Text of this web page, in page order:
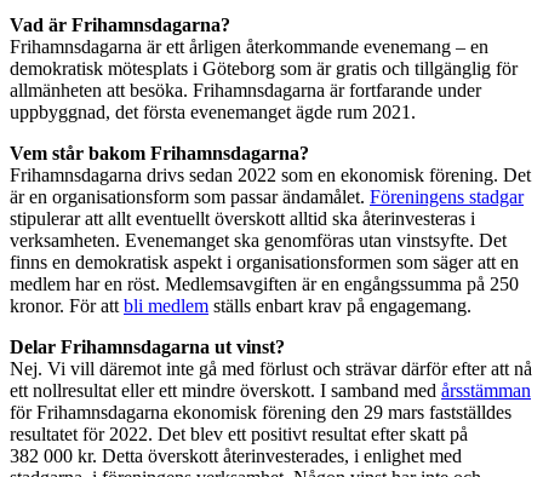
Vad är Frihamnsdagarna?
Frihamnsdagarna är ett årligen återkommande evenemang – en
demokratisk mötesplats i Göteborg som är gratis och tillgänglig för
allmänheten att besöka. Frihamnsdagarna är fortfarande under
uppbyggnad, det första evenemanget ägde rum 2021.
Vem står bakom Frihamnsdagarna?
Frihamnsdagarna drivs sedan 2022 som en ekonomisk förening. Det
är en organisationsform som passar ändamålet. Föreningens stadgar
stipulerar att allt eventuellt överskott alltid ska återinvesteras i
verksamheten. Evenemanget ska genomföras utan vinstsyfte. Det
finns en demokratisk aspekt i organisationsformen som säger att en
medlem har en röst. Medlemsavgiften är en engångssumma på 250
kronor. För attbli medlem ställs enbart krav på engagemang.
Delar Frihamnsdagarna ut vinst?
Nej. Vi vill däremot inte gå med förlust och strävar därför efter att nå
ett nollresultat eller ett mindre överskott. I samband med årsstämman
för Frihamnsdagarna ekonomisk förening den 29 mars fastställdes
resultatet för 2022. Det blev ett positivt resultat efter skatt på
382 000 kr. Detta överskott återinvesterades, i enlighet med